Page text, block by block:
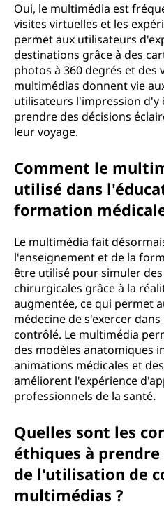
Oui, le multimédia est
visites virtuelles et les
permet aux utilisateurs
destinations grâce à des
photos à 360 degrés et des
multimédias donnent vie
utilisateurs l'impression d'y
prendre des décisions
leur voyage.
Comment le
utilisé dans
formation
Le multimédia fait
l'enseignement et de la
être utilisé pour simuler
chirurgicales grâce à la
augmentée, ce qui permet
médecine de s'exercer
contrôlé. Le multimédia
des modèles anatomiques
animations médicales et
améliorent l'expérience
professionnels de la santé.
Quelles sont les
éthiques à
de l'utilisation de
multimédias ?